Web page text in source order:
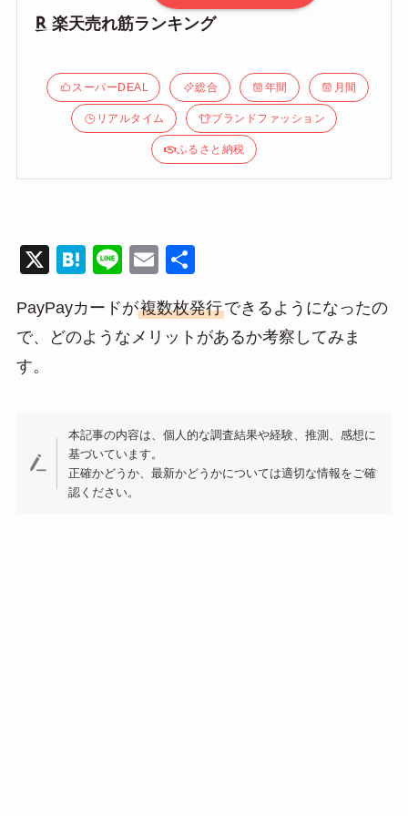
楽天売れ筋ランキング
スーパーDEAL 総合 年間 月間
リアルタイム ブランドファッション
ふるさと納税
X
H
e
n
Li
e
E
ail
PayPayカードが複数枚発行できるようになったの
で、どのようなメリットがあるか考察してみま
す。
本記事の内容は、個人的な調査結果や経験、推測、感想に
基づいています。
正確かどうか、最新かどうかについては適切な情報をご確
認ください。